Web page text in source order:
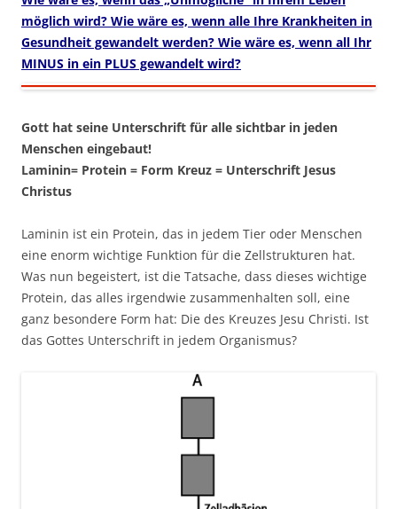
möglich wird? Wie wäre es, wenn alle Ihre Krankheiten in
Gesundheit gewandelt werden? Wie wäre es, wenn all Ihr
MINUS in ein PLUS gewandelt wird?
Gott hat seine Unterschrift für alle sichtbar in jeden
Menschen eingebaut!
Laminin= Protein = Form Kreuz = Unterschrift Jesus
Christus
Laminin ist ein Protein, das in jedem Tier oder Menschen
eine enorm wichtige Funktion für die Zellstrukturen hat.
Was nun begeistert, ist die Tatsache, dass dieses wichtige
Protein, das alles irgendwie zusammenhalten soll, eine
ganz besondere Form hat: Die des Kreuzes Jesu Christi. Ist
das Gottes Unterschrift in jedem Organismus?